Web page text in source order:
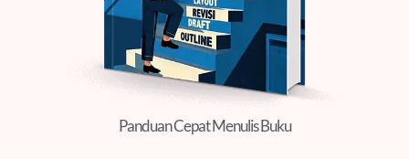
Panduan Cepat Menulis Buku